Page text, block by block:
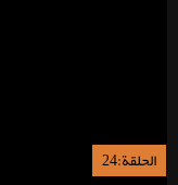
الحلقة:24